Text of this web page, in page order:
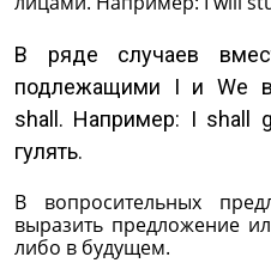
В ряде случаев
подлежащими I и We
shall. Например: I shall
гулять.
В вопросительных
выразить предложение
либо в будущем.